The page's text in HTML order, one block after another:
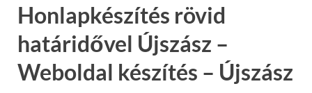
Honlapkészítés rövid
határidővel Újszász –
Weboldal készítés – Újszász